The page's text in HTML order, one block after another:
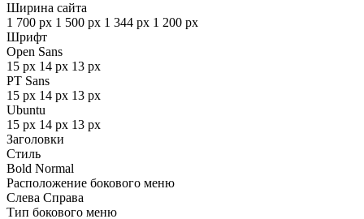
Ширина сайта
1 700 px 1 500 px 1 344 px 1 200 px
Шрифт
Open Sans
15 px 14 px 13 px
PT Sans
15 px 14 px 13 px
Ubuntu
15 px 14 px 13 px
Заголовки
Стиль
Bold Normal
Расположение бокового меню
Слева Справа
Тип бокового меню